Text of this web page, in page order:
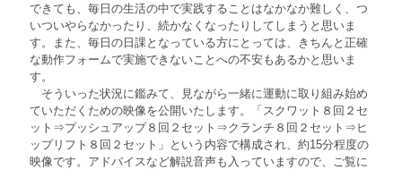
できても、毎日の生活の中で実践することはなかなか難しく、つ
いついやらなかったり、続かなくなったりしてしまうと思いま
す。また、毎日の日課となっている方にとっては、きちんと正確
な動作フォームで実施できないことへの不安もあるかと思いま
す。
そういった状況に鑑みて、見ながら一緒に運動に取り組み始め
ていただくための映像を公開いたします。「スクワット８回２セ
ット⇒プッシュアップ８回２セット⇒クランチ８回２セット⇒ヒ
ップリフト８回２セット」という内容で構成され、約15分程度の
映像です。アドバイスなど解説音声も入っていますので、ご覧に